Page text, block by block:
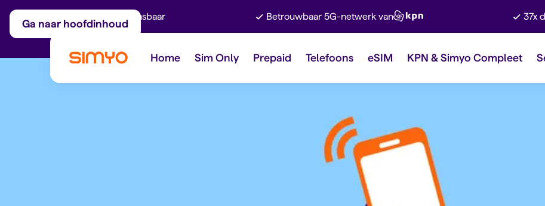
Ga naar hoofdinhoud
Maandelijks aanpasbaar Betrouwbaar 5G-netwerk van 37x
Home Sim Only Prepaid Telefoons eSIM KPN & Simyo Compleet